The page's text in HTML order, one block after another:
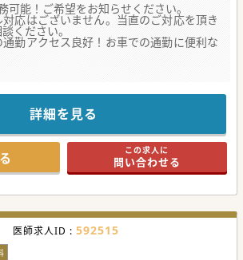
能！ご希望をお知らせください。
応はございません。当直のご対応を頂き
ください。
勤アクセス良好！お車での通勤に便利な
熱心で、診療体制が充実している事が特
合わせた柔軟な働き方のご相談が可能でご
たらお気軽にお問合せください。
詳細を見る
この求人に
問い合わせる
医師求人ID : 592515